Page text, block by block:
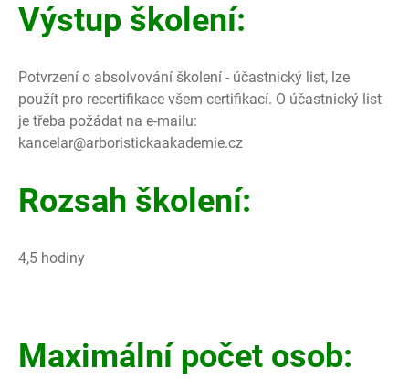
Výstup školení:
Potvrzení o absolvování školení - účastnický list, lze
použít pro recertifikace všem certifikací. O účastnický list
je třeba požádat na e-mailu:
kancelar@arboristickaakademie.cz
Rozsah školení:
4,5 hodiny
Maximální počet osob: